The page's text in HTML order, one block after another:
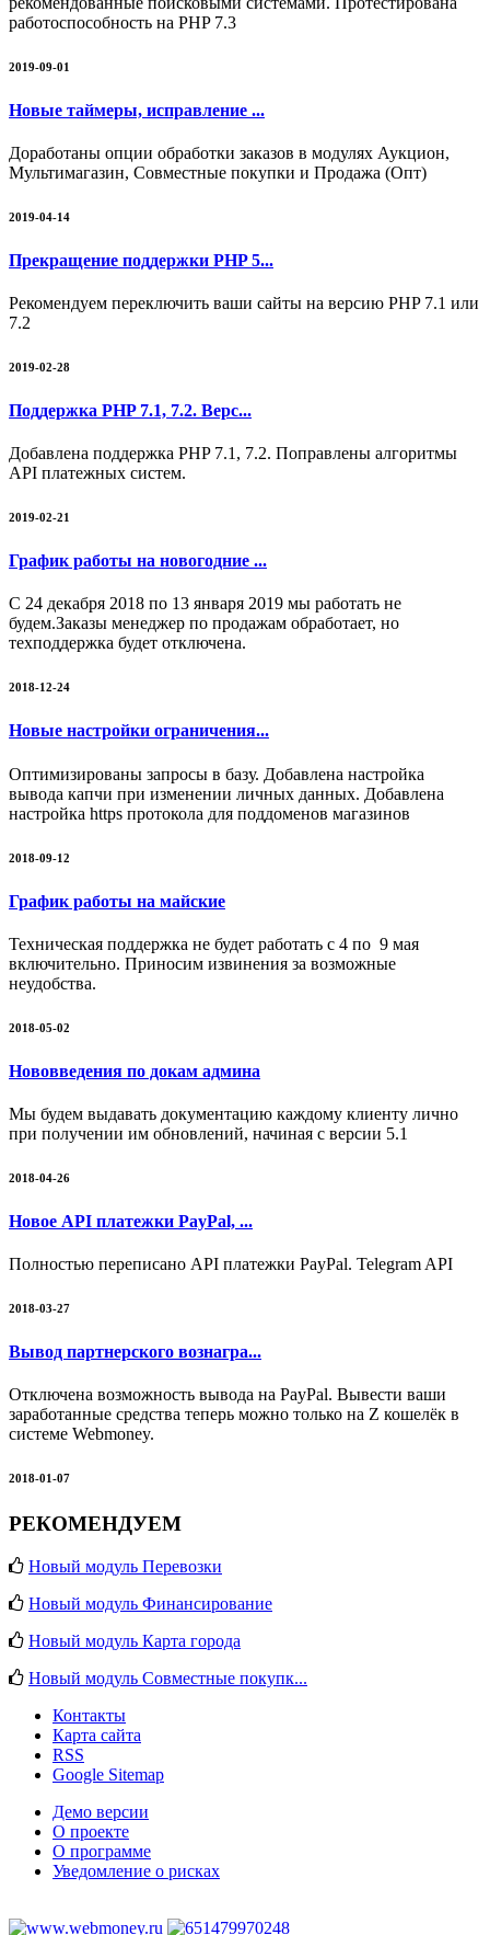
работоспособность на PHP 7.3
2019-09-01
Новые таймеры, исправление ...
Доработаны опции обработки заказов в модулях Аукцион,
Мультимагазин, Совместные покупки и Продажа (Опт)
2019-04-14
Прекращение поддержки PHP 5...
Рекомендуем переключить ваши сайты на версию PHP 7.1 или
7.2
2019-02-28
Поддержка PHP 7.1, 7.2. Верс...
Добавлена поддержка PHP 7.1, 7.2. Поправлены алгоритмы
API платежных систем.
2019-02-21
График работы на новогодние ...
С 24 декабря 2018 по 13 января 2019 мы работать не
будем.Заказы менеджер по продажам обработает, но
техподдержка будет отключена.
2018-12-24
Новые настройки ограничения...
Оптимизированы запросы в базу. Добавлена настройка
вывода капчи при изменении личных данных. Добавлена
настройка https протокола для поддоменов магазинов
2018-09-12
График работы на майские
Техническая поддержка не будет работать с 4 по 9 мая
включительно. Приносим извинения за возможные
неудобства.
2018-05-02
Нововведения по докам админа
Мы будем выдавать документацию каждому клиенту лично
при получении им обновлений, начиная с версии 5.1
2018-04-26
Новое API платежки PayPal, ...
Полностью переписано API платежки PayPal. Telegram API
2018-03-27
Вывод партнерского вознагра...
Отключена возможность вывода на PayPal. Вывести ваши
заработанные средства теперь можно только на Z кошелёк в
системе Webmoney.
2018-01-07
РЕКОМЕНДУЕМ
Новый модуль Перевозки
Новый модуль Финансирование
Новый модуль Карта города
Новый модуль Совместные покупк...
Контакты
Карта сайта
RSS
Google Sitemap
Демо версии
О проекте
О программе
Уведомление о рисках